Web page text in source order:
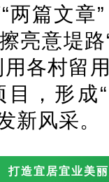
两篇文章
亮意堤
各村留
，形成
新风采。
打造宜居宜业美